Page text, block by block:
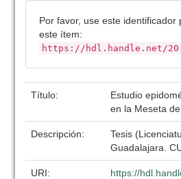
Por favor, use este identificador
este ítem:
https://hdl.handle.net/
Título:
Estudio
en la Meseta
Descripción:
Tesis
Guadalajara.
URI: https://